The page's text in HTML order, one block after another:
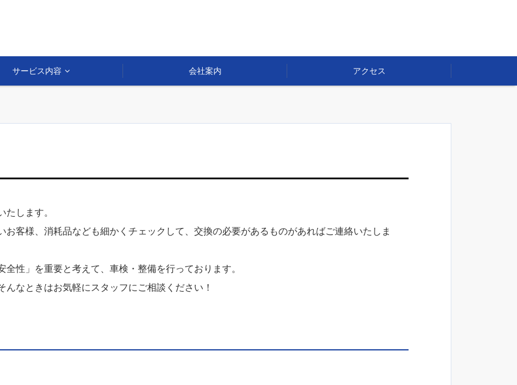
サービス内容 会社案内 アクセス
します。
お客様、消耗品なども細かくチェックして、交換の必要があるものがあればご連絡いたしま
性」を重要と考えて、車検・整備を行っております。
なときはお気軽にスタッフにご相談ください！